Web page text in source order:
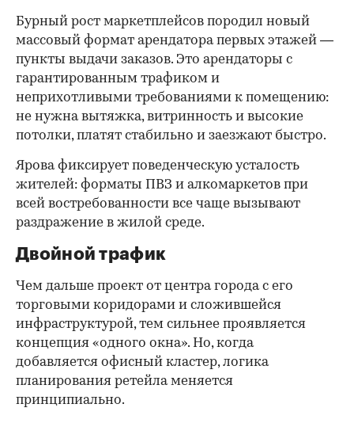
Бурный рост маркетплейсов породил новый
массовый формат арендатора первых этажей —
пункты выдачи заказов. Это арендаторы с
гарантированным трафиком и
неприхотливыми требованиями к помещению:
не нужна вытяжка, витринность и высокие
потолки, платят стабильно и заезжают быстро.
Ярова фиксирует поведенческую усталость
жителей: форматы ПВЗ и алкомаркетов при
всей востребованности все чаще вызывают
раздражение в жилой среде.
Двойной трафик
Чем дальше проект от центра города с его
торговыми коридорами и сложившейся
инфраструктурой, тем сильнее проявляется
концепция «одного окна». Но, когда
добавляется офисный кластер, логика
планирования ретейла меняется
принципиально.